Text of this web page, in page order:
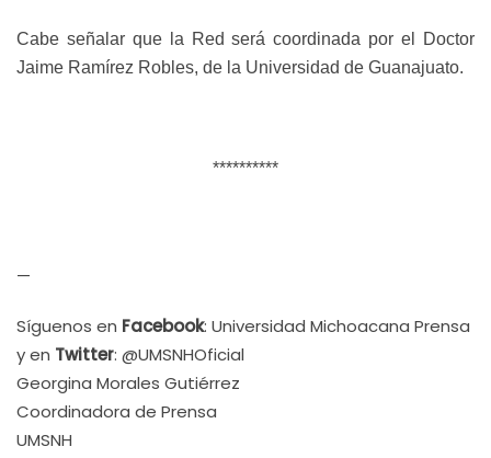
Cabe señalar que la Red será coordinada por el Doctor
Jaime Ramírez Robles, de la Universidad de Guanajuato.
**********
—
Síguenos en Facebook: Universidad Michoacana Prensa
y en Twitter: @UMSNHOficial
Georgina Morales Gutiérrez
Coordinadora de Prensa
UMSNH